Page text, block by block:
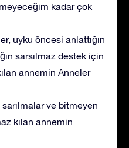
kadar çok
uyku öncesi anlattığın
sarsılmaz destek için
annemin Anneler
ve bitmeyen
kılan annemin